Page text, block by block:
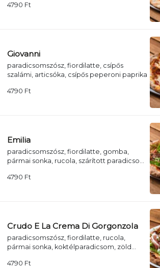
4790 Ft
Giovanni
paradicsomszósz, fiordilatte, csípős
szalámi, articsóka, csípős peperoni paprika
4790 Ft
Emilia
paradicsomszósz, fiordilatte, gomba,
pármai sonka, rucola, szárított paradicsom,
4790 Ft
Crudo E La Crema Di Gorgonzola
paradicsomszósz, fiordilatte, rucola,
pármai sonka, koktélparadicsom, zöld
4790 Ft